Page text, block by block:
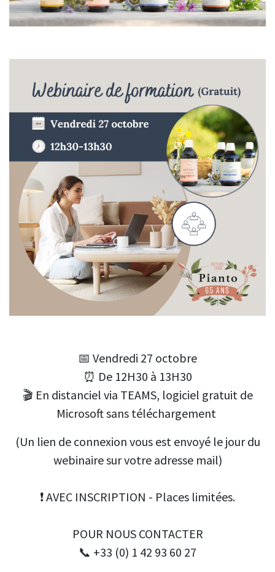
📅 Vendredi 27 octobre
⏰ De 12H30 à 13H30
🎬 En distanciel via TEAMS, logiciel gratuit de
Microsoft sans téléchargement
(Un lien de connexion vous est envoyé le jour du
webinaire sur votre adresse mail)
❗ AVEC INSCRIPTION - Places limitées.
POUR NOUS CONTACTER
📞 +33 (0) 1 42 93 60 27